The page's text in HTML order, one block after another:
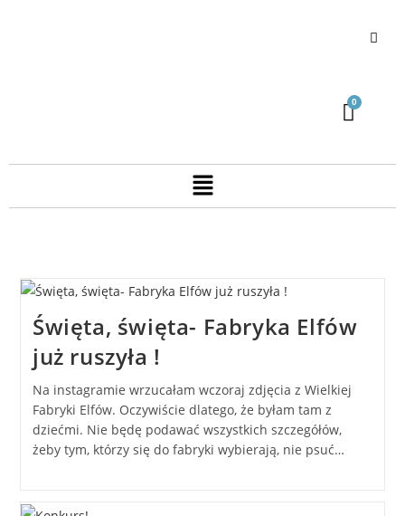
Święta, święta- Fabryka Elfów
już ruszyła !
Na instagramie wrzucałam wczoraj zdjęcia z Wielkiej
Fabryki Elfów. Oczywiście dlatego, że byłam tam z
dziećmi. Nie będę podawać wszystkich szczegółów,
żeby tym, którzy się do fabryki wybierają, nie psuć…